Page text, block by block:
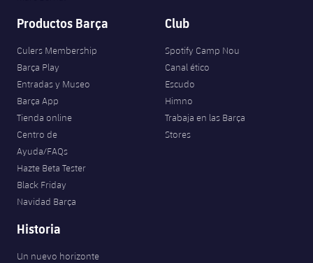
Productos Barça
Culers Membership
Barça Play
Entradas y Museo
Barça App
Tienda online
Centro de
Ayuda/FAQs
Hazte Beta Tester
Black Friday
Navidad Barça
Club
Spotify Camp Nou
Canal ético
Escudo
Himno
Trabaja en las Barça
Stores
Historia
Un nuevo horizonte